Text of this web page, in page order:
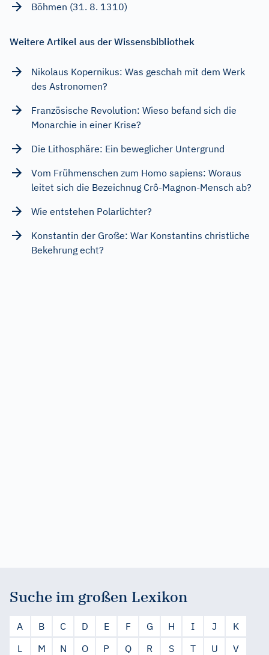
Böhmen (31. 8. 1310)
Weitere Artikel aus der Wissensbibliothek
Nikolaus Kopernikus: Was geschah mit dem Werk
des Astronomen?
Französische Revolution: Wieso befand sich die
Monarchie in einer Krise?
Die Lithosphäre: Ein beweglicher Untergrund
Vom Frühmenschen zum Homo sapiens: Woraus
leitet sich die Bezeichnug Crô-Magnon-Mensch ab?
Wie entstehen Polarlichter?
Konstantin der Große: War Konstantins christliche
Bekehrung echt?
Suche im großen Lexikon
A B C D E F G H I J
K
L
M N O P Q R S T U
V